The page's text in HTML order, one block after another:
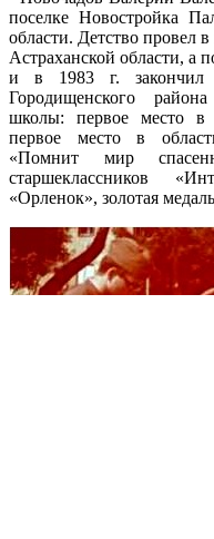
поселке Новостройка
области. Детство провел
Астраханской области, а
и в 1983 г. закончил
Городищенского
школы: первое место в
первое место в
«Помнит мир
старшеклассников
«Орленок», золотая